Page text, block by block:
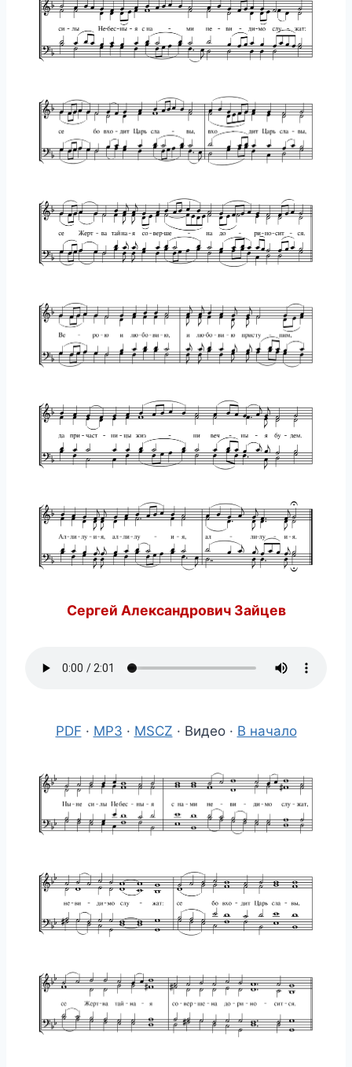
Сергей Александрович Зайцев
PDF · MP3 · MSCZ · Видео · В начало